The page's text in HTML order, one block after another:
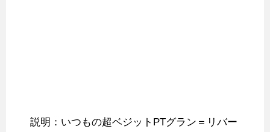
説明：いつもの超ベジットPTグラン＝リバー